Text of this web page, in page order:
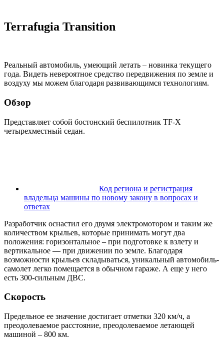
Terrafugia Transition
Реальный автомобиль, умеющий летать – новинка текущего
года. Видеть невероятное средство передвижения по земле и
воздуху мы можем благодаря развивающимся технологиям.
Обзор
Представляет собой бостонский беспилотник TF-X
четырехместный седан.
Код региона и регистрация
владельца машины по новому закону в вопросах и
ответах
Разработчик оснастил его двумя электромотором и таким же
количеством крыльев, которые принимать могут два
положения: горизонтальное – при подготовке к взлету и
вертикальное — при движении по земле. Благодаря
возможности крыльев складываться, уникальный автомобиль-
самолет легко помещается в обычном гараже. А еще у него
есть 300-сильным ДВС.
Скорость
Предельное ее значение достигает отметки 320 км/ч, а
преодолеваемое расстояние, преодолеваемое летающей
машиной – 800 км.